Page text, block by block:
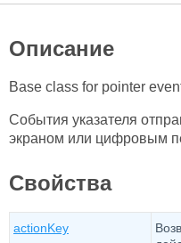
Описание
Base class for pointer
События указателя
экраном или цифровым
Свойства
actionKey